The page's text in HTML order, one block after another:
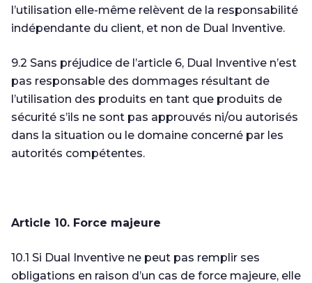
l’utilisation elle-même relèvent de la responsabilité
indépendante du client, et non de Dual Inventive.
9.2 Sans préjudice de l’article 6, Dual Inventive n’est
pas responsable des dommages résultant de
l’utilisation des produits en tant que produits de
sécurité s’ils ne sont pas approuvés ni/ou autorisés
dans la situation ou le domaine concerné par les
autorités compétentes.
Article 10. Force majeure
10.1 Si Dual Inventive ne peut pas remplir ses
obligations en raison d’un cas de force majeure, elle